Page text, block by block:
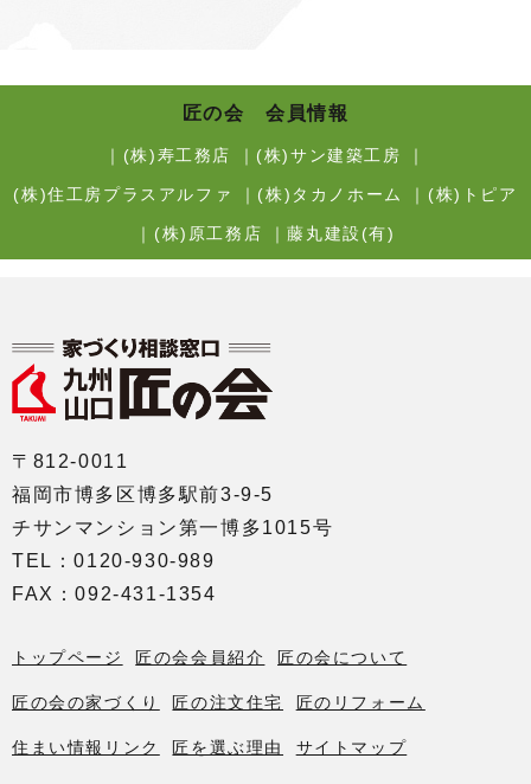
匠の会 会員情報
｜ (株)寿工務店 ｜ (株)サン建築工房 ｜
(株)住工房プラスアルファ ｜ (株)タカノホーム ｜ (株)トピア
｜ (株)原工務店 ｜藤丸建設(有)
〒812-0011
福岡市博多区博多駅前3-9-5
チサンマンション第一博多1015号
TEL：0120-930-989
FAX：092-431-1354
トップページ 匠の会会員紹介 匠の会について
匠の会の家づくり 匠の注文住宅 匠のリフォーム
住まい情報リンク 匠を選ぶ理由 サイトマップ